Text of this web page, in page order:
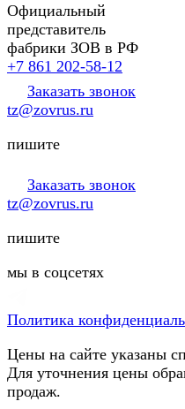
Официальный
представитель
фабрики ЗОВ в РФ
+7 861 202-58-12
Заказать звонок
tz@zovrus.ru
пишите
Заказать звонок
tz@zovrus.ru
пишите
мы в соцсетях
Политика
Цены на сайте указаны
Для уточнения цены
продаж.